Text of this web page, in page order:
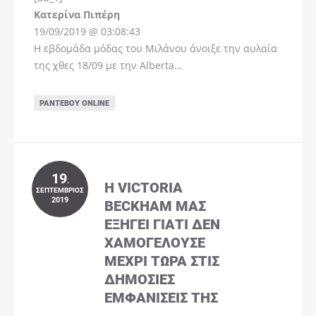
Kατερίνα Πιπέρη
19/09/2019 @ 03:08:43
Η εβδομάδα μόδας του Μιλάνου άνοιξε την αυλαία
της χθες 18/09 με την Alberta…
ΡΑΝΤΕΒΟΎ ONLINE
19.
ΣΕΠΤΈΜΒΡΙΟΣ
2019
Η VICTORIA
BECKHAM ΜΑΣ
ΕΞΗΓΕΊ ΓΙΑΤΊ ΔΕΝ
ΧΑΜΟΓΕΛΟΎΣΕ
ΜΈΧΡΙ ΤΏΡΑ ΣΤΙΣ
ΔΗΜΌΣΙΕΣ
ΕΜΦΑΝΊΣΕΙΣ ΤΗΣ